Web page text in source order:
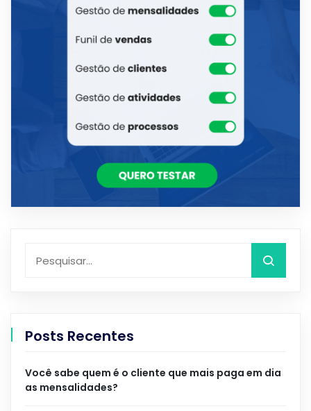
Posts Recentes
Você sabe quem é o cliente que mais paga em dia
as mensalidades?